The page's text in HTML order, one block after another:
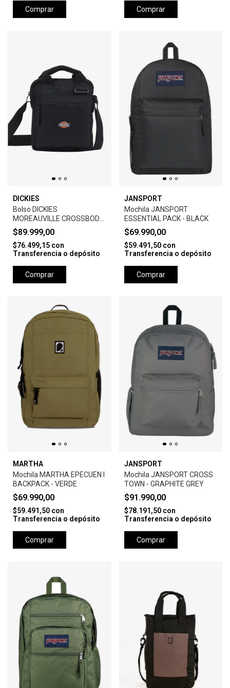
Comprar Comprar
DICKIES
Bolso DICKIES
MOREAUVILLE CROSSBODY
BAG-BLACK
$89.999,00
$76.499,15 con
Transferencia o depósito
Comprar
JANSPORT
Mochila JANSPORT
ESSENTIAL PACK - BLACK
$69.990,00
$59.491,50 con
Transferencia o depósito
Comprar
MARTHA
Mochila MARTHA EPECUEN I
BACKPACK - VERDE
$69.990,00
$59.491,50 con
Transferencia o depósito
Comprar
JANSPORT
Mochila JANSPORT CROSS
TOWN - GRAPHITE GREY
$91.990,00
$78.191,50 con
Transferencia o depósito
Comprar